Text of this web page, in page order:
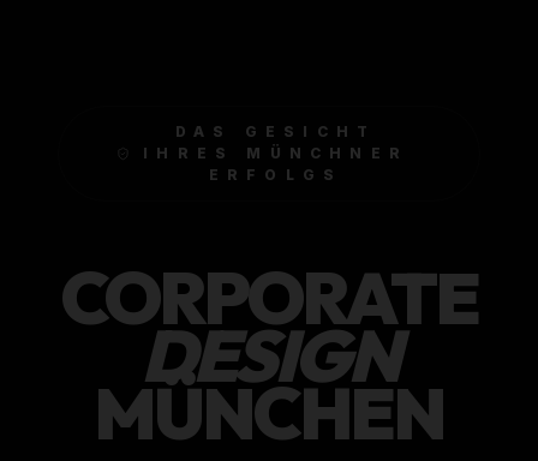
DAS GESICHT
IHRES MÜNCHNER
ERFOLGS
CORPORATE
DESIGN
MÜNCHEN